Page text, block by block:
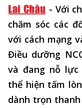
- Với
chăm sóc các
với cách mạng
Điều dưỡng
và đang nỗ
thể hiện tấm
dành trọn